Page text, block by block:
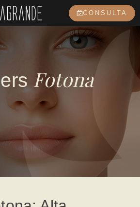
CONSULTA
Fotona